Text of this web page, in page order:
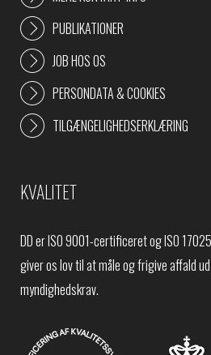
PUBLIKATIONER
JOB HOS OS
PERSONDATA & COOKIES
TILGÆNGELIGHEDSERKLÆRING
KVALITET
DD er ISO 9001-certificeret og ISO
giver os lov til at måle og frigive affald
myndighedskrav.